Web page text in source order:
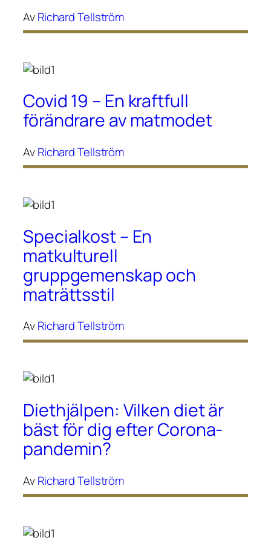
AvRichard Tellström
Covid 19 – En kraftfull
förändrare av matmodet
AvRichard Tellström
Specialkost – En
matkulturell
gruppgemenskap och
maträttsstil
AvRichard Tellström
Diethjälpen: Vilken diet är
bäst för dig efter Corona-
pandemin?
AvRichard Tellström